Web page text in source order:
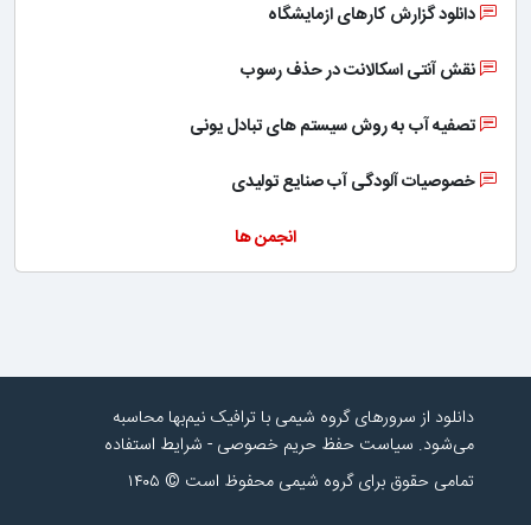
دانلود گزارش کارهای ازمایشگاه
نقش آنتی اسکالانت در حذف رسوب
تصفیه آب به روش سیستم های تبادل یونی
خصوصیات آلودگی آب صنایع تولیدی
انجمن ها
دانلود از سرورهای گروه شیمی با ترافیک نیم‌بها محاسبه
می‌شود. سیاست حفظ حریم خصوصی - شرایط استفاده
تمامی حقوق برای گروه شیمی محفوظ است © ۱۴۰۵